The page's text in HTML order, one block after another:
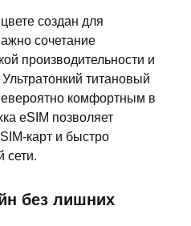
создан для
сочетание
производительности и
титановый
комфортным в
eSIM позволяет
карт и быстро
сети.
без лишних